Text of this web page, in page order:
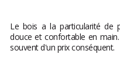
Le bois a la particularité de
douce et confortable en
souvent d'un prix conséquent.